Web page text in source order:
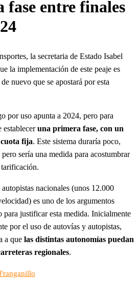
entre finales
la secretaria de Estado Isabel
la implementación de este peaje es
nuevo que se apostará por esta
por uso apunta a 2024, pero para
estableceruna primera fase, con un
cuota fija. Este sistema duraría poco,
pero sería una medida para acostumbrar
tarificación.
nacionales (unos 12.000
es uno de los argumentos
justificar esta medida. Inicialmente
por el uso de autovías y autopistas,
a que las distintas autonomías puedan
regionales.